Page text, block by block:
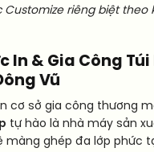
Customize riêng biệt theo
In & Gia Công Túi
Vũ
cơ sở gia công thương
tự hào là nhà máy sản
màng ghép đa lớp phức